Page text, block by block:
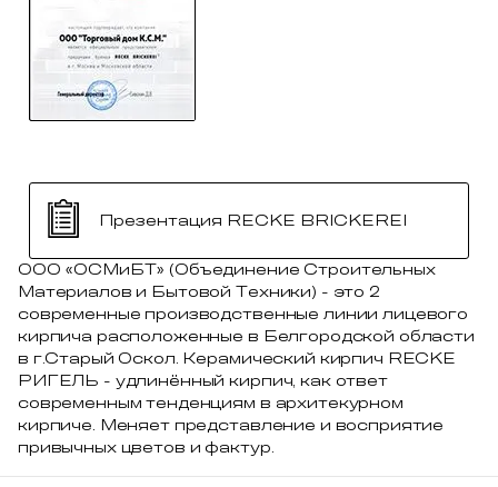
Презентация RECKE BRICKEREI
ООО «ОСМиБТ» (Объединение Строительных
Материалов и Бытовой Техники) - это 2
современные производственные линии лицевого
кирпича расположенные в Белгородской области
в г.Старый Оскол. Керамический кирпич RECKE
РИГЕЛЬ - удлинённый кирпич, как ответ
современным тенденциям в архитекурном
кирпиче. Меняет представление и восприятие
привычных цветов и фактур.